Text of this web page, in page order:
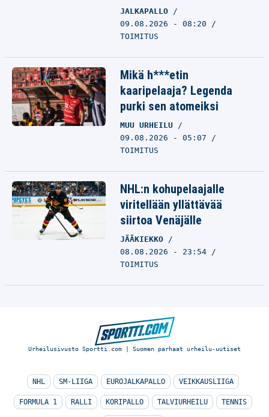
JALKAPALLO
09.08.2026 - 08:20
TOIMITUS
Mikä h***etin
kaaripelaaja? Legenda
purki sen atomeiksi
MUU URHEILU
09.08.2026 - 05:07
TOIMITUS
NHL:n kohupelaajalle
viritellään yllättävää
siirtoa Venäjälle
JÄÄKIEKKO
08.08.2026 - 23:54
TOIMITUS
Urheilusivusto Sportti.com | Suomen parhaat urheilu-uutiset
NHL SM-LIIGA EUROJALKAPALLO VEIKKAUSLIIGA
FORMULA 1 RALLI KORIPALLO TALVIURHEILU TENNIS